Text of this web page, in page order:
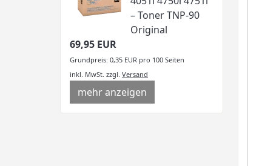
– Toner TNP-90
Original
69,95 EUR
Grundpreis: 0,35 EUR pro 100 Seiten
inkl. MwSt. zzgl. Versand
mehr anzeigen